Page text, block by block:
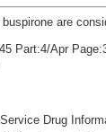
are
Part:4/Apr
Drug